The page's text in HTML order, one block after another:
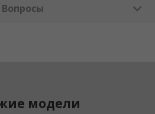
Вопросы
модели